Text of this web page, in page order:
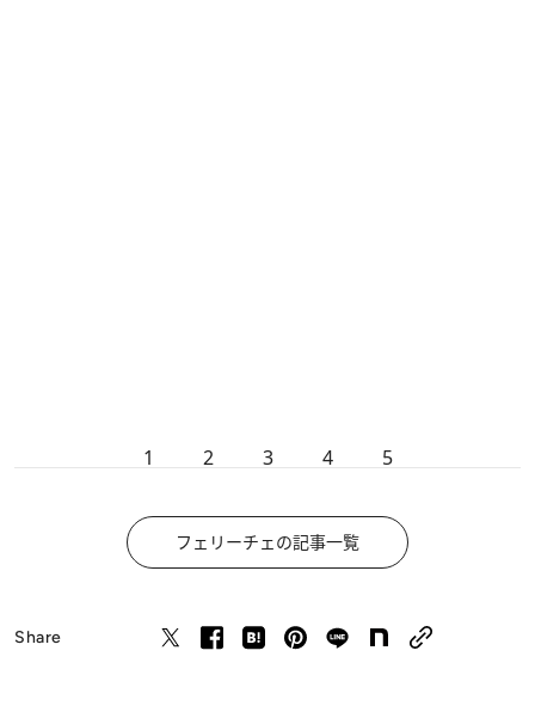
1 2 3 4 5
フェリーチェの記事一覧
Share